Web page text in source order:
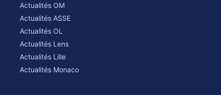
Actualités OM
Actualités ASSE
Actualités OL
Actualités Lens
Actualités Lille
Actualités Monaco